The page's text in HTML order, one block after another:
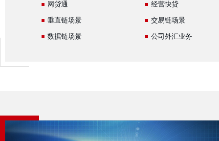
网贷通 经营快贷
垂直链场景 交易链场景
数据链场景 公司外汇业务